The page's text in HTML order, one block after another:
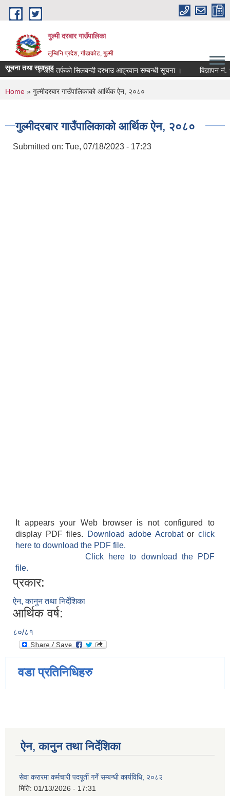
Skip to main content
गुल्मी दरबार गाउँपालिका
लुम्बिनि प्रदेश, गौंडाकोट, गुल्मी
सूचना तथा समाचार
आन्तरिक आय तर्फको सिलबन्दी दरभाउ आह्रवान सम्बन्धी सूचना । विज्ञापन नं.
You are here
Home » गुल्मीदरबार गाउँपालिकाको आर्थिक ऐन, २०८०
गुल्मीदरबार गाउँपालिकाको आर्थिक ऐन, २०८०
Submitted on: Tue, 07/18/2023 - 17:23
It appears your Web browser is not configured to
display PDF files.
Download adobe Acrobatorclick
here to download the PDF file.
Click here to download the PDF
file.
प्रकार:
ऐन, कानुन तथा निर्देशिका
आर्थिक वर्ष:
८०/८१
वडा प्रतिनिधिहरु
ऐन, कानुन तथा निर्देशिका
सेवा करारमा कर्मचारी पदपूर्ती गर्ने सम्बन्धी कार्यविधि, २०८२
मिति: 01/13/2026 - 17:31